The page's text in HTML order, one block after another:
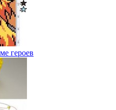
героев